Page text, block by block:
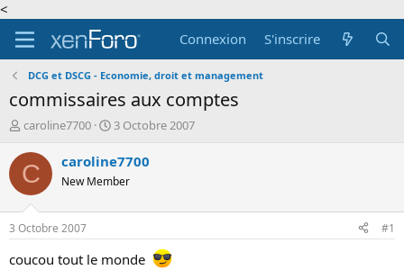
<
Connexion
S'inscrire
DCG et DSCG - Economie, droit et management
commissaires aux comptes
A
t
e
r
d
e
l
a
caroline7700
D
t
e
d
é
b
u
3 Octobre 2007
C caroline7700
New Member
3 Octobre 2007 #1
coucou tout le monde